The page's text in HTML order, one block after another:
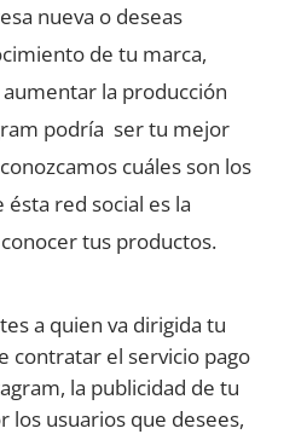
nueva o deseas
de tu marca,
la producción
podría ser tu mejor
cuáles son los
red social es la
tus productos.
a quien va dirigida tu
contratar el servicio pago
la publicidad de tu
los usuarios que desees,